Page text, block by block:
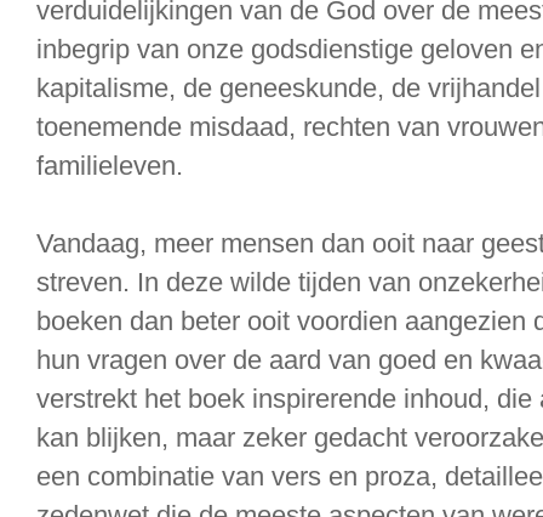
verduidelijkingen van de God over de
inbegrip van onze godsdienstige geloven
kapitalisme, de geneeskunde, de
toenemende misdaad, rechten van
familieleven.
Vandaag, meer mensen dan ooit naar
streven. In deze wilde tijden van
boeken dan beter ooit voordien aangezien
hun vragen over de aard van goed en
verstrekt het boek inspirerende inhoud,
kan blijken, maar zeker gedacht
een combinatie van vers en proza,